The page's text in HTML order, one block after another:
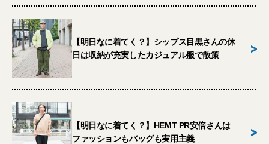
【明日なに着てく？】シップス目黒さんの休
日は収納が充実したカジュアル服で散策
>
【明日なに着てく？】HEMT PR安倍さんは
ファッションもバッグも実用主義
>